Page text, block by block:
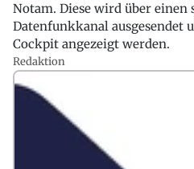
Notam. Diese wird über einen
Datenfunkkanal ausgesendet
Cockpit angezeigt werden.
Redaktion